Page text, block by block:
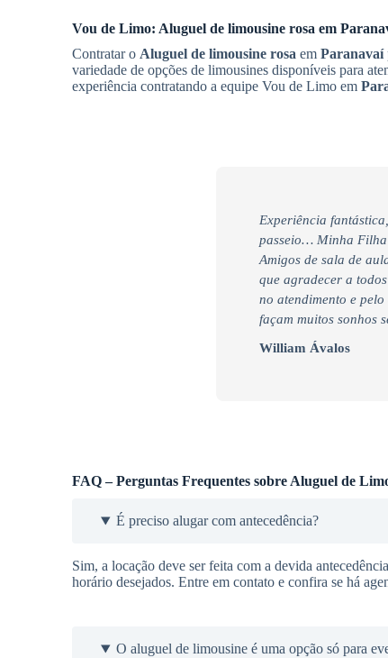
Vou de Limo: Aluguel de limousine rosa em
Contratar o Aluguel de limousine rosa em Paranavaí
variedade de opções de limousines disponíveis para
experiência contratando a equipe Vou de Limo em
Experiência
passeio… Minha Filha
Amigos de sala de
que agradecer a
no atendimento e
façam muitos sonhos
William Ávalos
FAQ – Perguntas Frequentes sobre Aluguel de
É preciso alugar com antecedência?
Sim, a locação deve ser feita com a devida
horário desejados. Entre em contato e confira se há
O aluguel de limousine é uma opção só para